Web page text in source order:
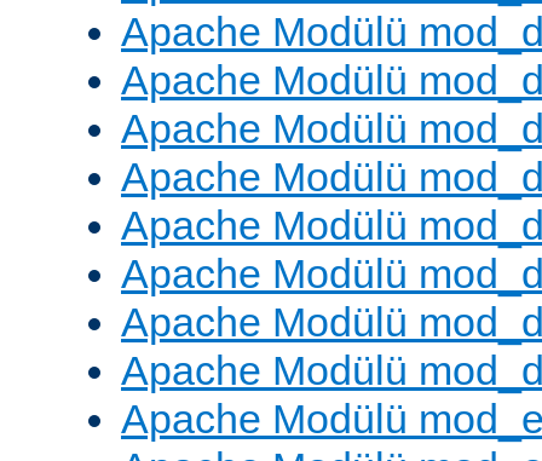
Apache Modülü
Apache Modülü
Apache Modülü
Apache Modülü
Apache Modülü
Apache Modülü
Apache Modülü
Apache Modülü
Apache Modülü